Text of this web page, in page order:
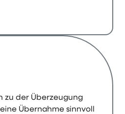
zu der Überzeugung
Übernahme sinnvoll